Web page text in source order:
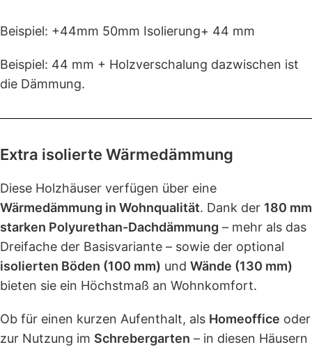
Beispiel: +44mm 50mm Isolierung+ 44 mm
Beispiel: 44 mm + Holzverschalung dazwischen ist
die Dämmung.
Extra isolierte Wärmedämmung
Diese Holzhäuser verfügen über eine
Wärmedämmung in Wohnqualität. Dank der 180 mm
starken Polyurethan-Dachdämmung – mehr als das
Dreifache der Basisvariante – sowie der optional
isolierten Böden (100 mm) und Wände (130 mm)
bieten sie ein Höchstmaß an Wohnkomfort.
Ob für einen kurzen Aufenthalt, als Homeoffice oder
zur Nutzung im Schrebergarten – in diesen Häusern